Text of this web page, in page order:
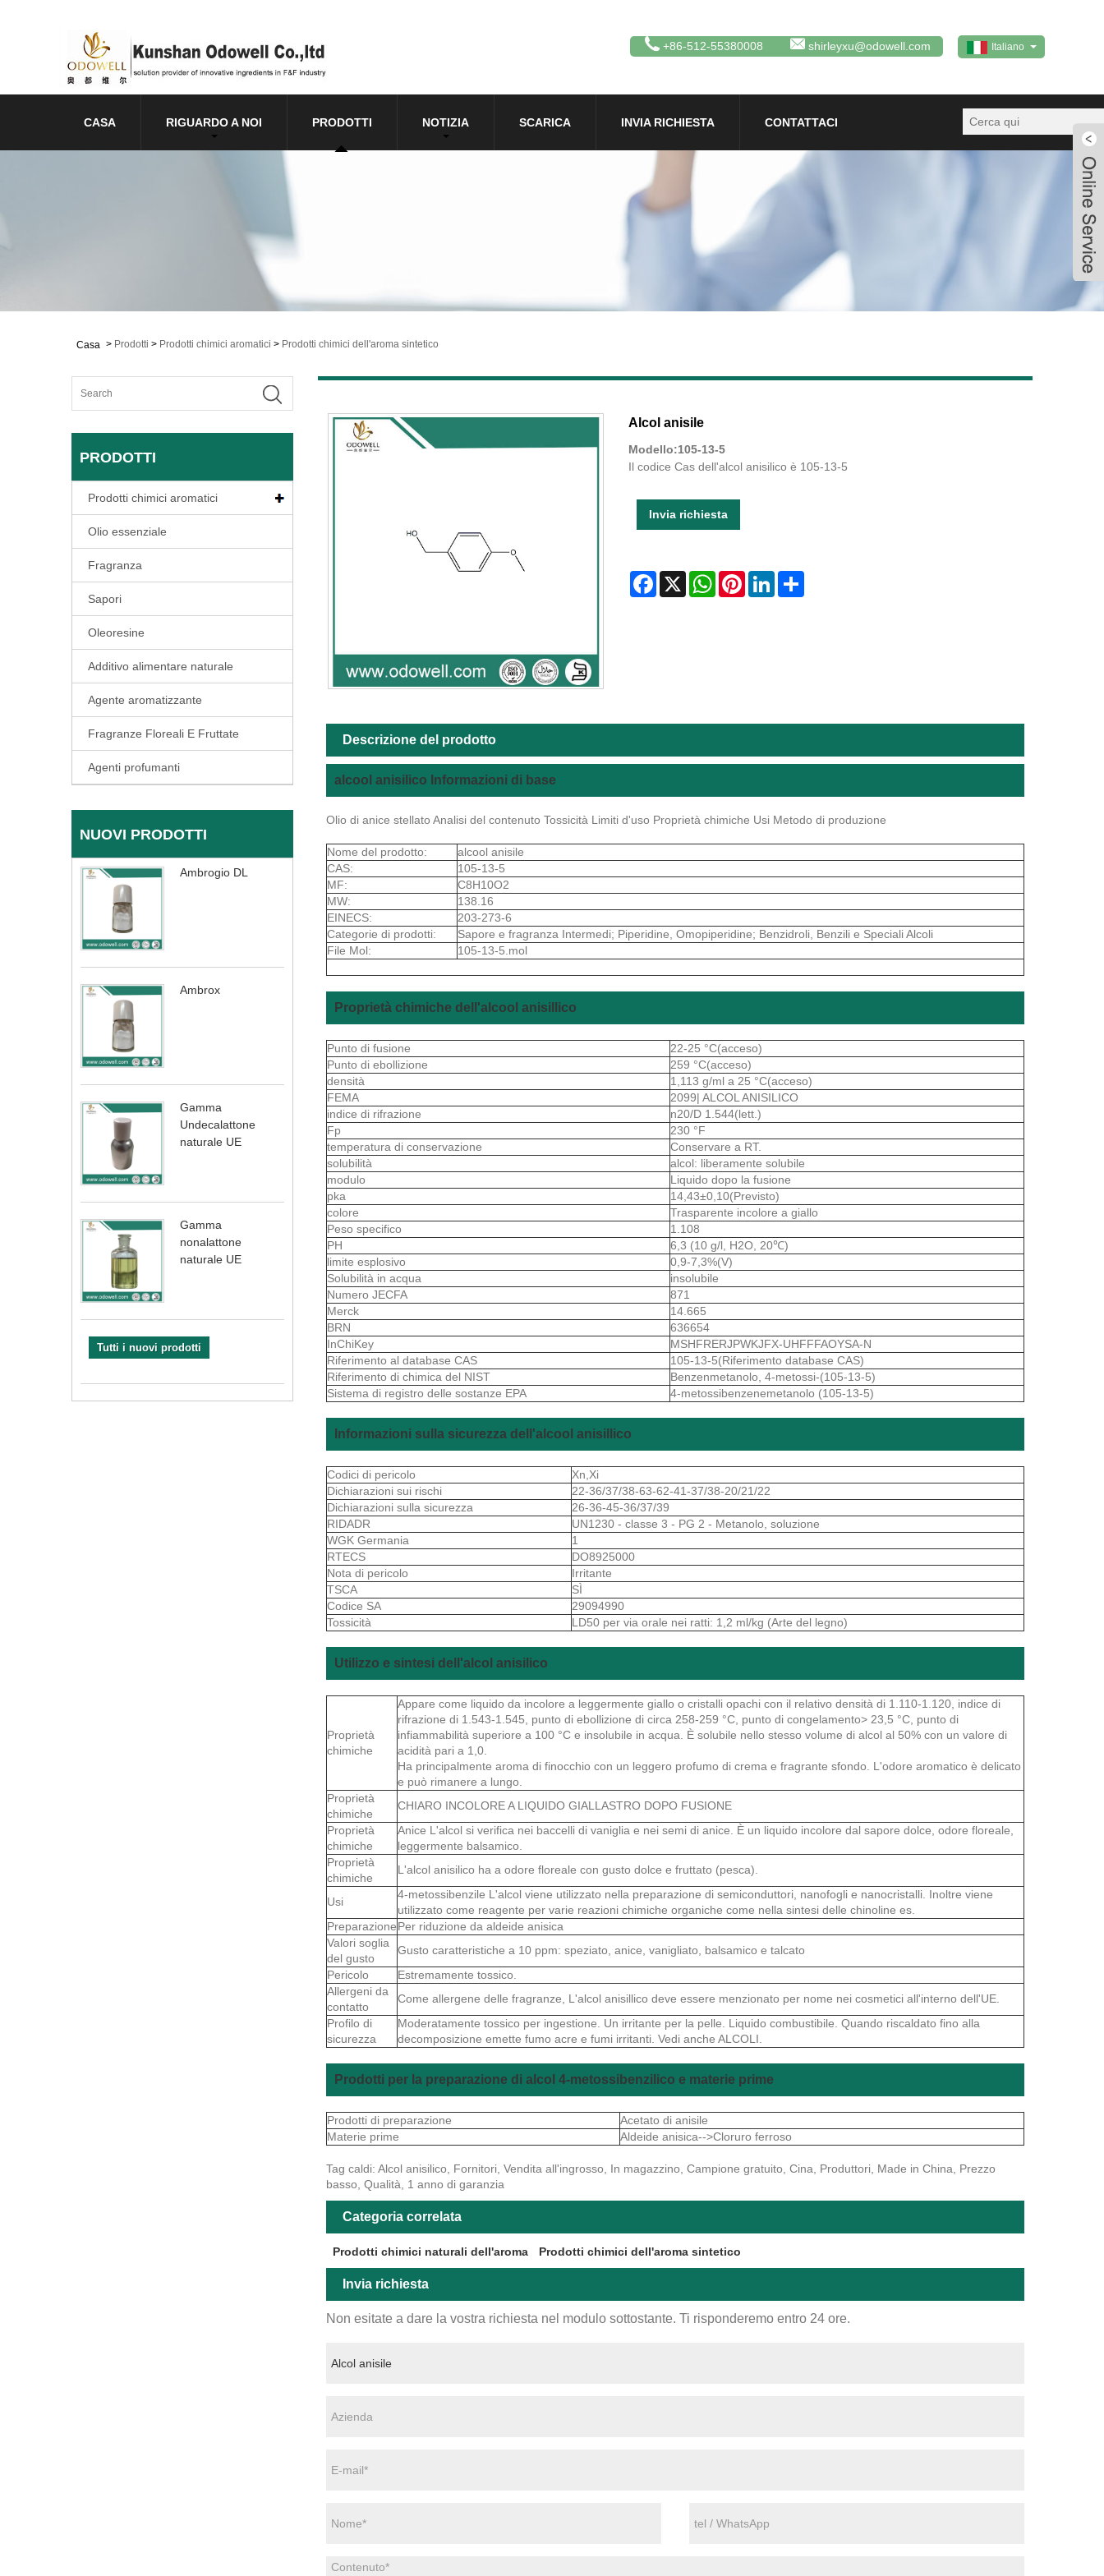
Italiano
+86-512-55380008 shirleyxu@odowell.com
CASA RIGUARDO A NOI PRODOTTI NOTIZIA SCARICA INVIA RICHIESTA CONTATTACI
Casa > Prodotti > Prodotti chimici aromatici > Prodotti chimici dell'aroma sintetico
PRODOTTI
Prodotti chimici aromatici
Olio essenziale
Fragranza
Sapori
Oleoresine
Additivo alimentare naturale
Agente aromatizzante
Fragranze Floreali E Fruttate
Agenti profumanti
NUOVI PRODOTTI
Ambrogio DL
Ambrox
Gamma
Undecalattone
naturale UE
Gamma
nonalattone
naturale UE
Tutti i nuovi prodotti
Alcol anisile
Modello:105-13-5
Il codice Cas dell'alcol anisilico è 105-13-5
Invia richiesta
Facebook
X WhatsAppPinterestLinkedInShare
Descrizione del prodotto
alcool anisilico Informazioni di base
Olio di anice stellato Analisi del contenuto Tossicità Limiti d'uso Proprietà chimiche Usi Metodo di produzione
Nome del prodotto:
alcool anisile
CAS:
105-13-5
MF:
C8H10O2
MW:
138.16
EINECS:
203-273-6
Categorie di prodotti:
Sapore e fragranza Intermedi; Piperidine, Omopiperidine; Benzidroli, Benzili e Speciali Alcoli
File Mol:
105-13-5.mol
Proprietà chimiche dell'alcool anisillico
Punto di fusione
22-25 °C(acceso)
Punto di ebollizione
259 °C(acceso)
densità
1,113 g/ml a 25 °C(acceso)
FEMA
2099| ALCOL ANISILICO
indice di rifrazione
n20/D 1.544(lett.)
Fp
230 °F
temperatura di conservazione
Conservare a RT.
solubilità
alcol: liberamente solubile
modulo
Liquido dopo la fusione
pka
14,43±0,10(Previsto)
colore
Trasparente incolore a giallo
Peso specifico
1.108
PH
6,3 (10 g/l, H2O, 20℃)
limite esplosivo
0,9-7,3%(V)
Solubilità in acqua
insolubile
Numero JECFA
871
Merck
14.665
BRN
636654
InChiKey
MSHFRERJPWKJFX-UHFFFAOYSA-N
Riferimento al database CAS
105-13-5(Riferimento database CAS)
Riferimento di chimica del NIST
Benzenmetanolo, 4-metossi-(105-13-5)
Sistema di registro delle sostanze EPA
4-metossibenzenemetanolo (105-13-5)
Informazioni sulla sicurezza dell'alcool anisillico
Codici di pericolo
Xn,Xi
Dichiarazioni sui rischi
22-36/37/38-63-62-41-37/38-20/21/22
Dichiarazioni sulla sicurezza
26-36-45-36/37/39
RIDADR
UN1230 - classe 3 - PG 2 - Metanolo, soluzione
WGK Germania
1
RTECS
DO8925000
Nota di pericolo
Irritante
TSCA
SÌ
Codice SA
29094990
Tossicità
LD50 per via orale nei ratti: 1,2 ml/kg (Arte del legno)
Utilizzo e sintesi dell'alcol anisilico
Proprietà
chimiche
Appare come liquido da incolore a leggermente giallo o cristalli opachi con il relativo densità di 1.110-1.120, indice di
rifrazione di 1.543-1.545, punto di ebollizione di circa 258-259 °C, punto di congelamento> 23,5 °C, punto di
infiammabilità superiore a 100 °C e insolubile in acqua. È solubile nello stesso volume di alcol al 50% con un valore di
acidità pari a 1,0.
Ha principalmente aroma di finocchio con un leggero profumo di crema e fragrante sfondo. L'odore aromatico è delicato
e può rimanere a lungo.
Proprietà
chimiche
CHIARO INCOLORE A LIQUIDO GIALLASTRO DOPO FUSIONE
Proprietà
chimiche
Anice L'alcol si verifica nei baccelli di vaniglia e nei semi di anice. È un liquido incolore dal sapore dolce, odore floreale,
leggermente balsamico.
Proprietà
chimiche
L'alcol anisilico ha a odore floreale con gusto dolce e fruttato (pesca).
Usi
4-metossibenzile L'alcol viene utilizzato nella preparazione di semiconduttori, nanofogli e nanocristalli. Inoltre viene
utilizzato come reagente per varie reazioni chimiche organiche come nella sintesi delle chinoline es.
PreparazionePer riduzione da aldeide anisica
Valori soglia
del gusto
Gusto caratteristiche a 10 ppm: speziato, anice, vanigliato, balsamico e talcato
Pericolo
Estremamente tossico.
Allergeni da
contatto
Come allergene delle fragranze, L'alcol anisillico deve essere menzionato per nome nei cosmetici all'interno dell'UE.
Profilo di
sicurezza
Moderatamente tossico per ingestione. Un irritante per la pelle. Liquido combustibile. Quando riscaldato fino alla
decomposizione emette fumo acre e fumi irritanti. Vedi anche ALCOLI.
Prodotti per la preparazione di alcol 4-metossibenzilico e materie prime
Prodotti di preparazione
Acetato di anisile
Materie prime
Aldeide anisica-->Cloruro ferroso
Tag caldi: Alcol anisilico, Fornitori, Vendita all'ingrosso, In magazzino, Campione gratuito, Cina, Produttori, Made in China, Prezzo
basso, Qualità, 1 anno di garanzia
Categoria correlata
Prodotti chimici naturali dell'aroma Prodotti chimici dell'aroma sintetico
Invia richiesta
Non esitate a dare la vostra richiesta nel modulo sottostante. Ti risponderemo entro 24 ore.